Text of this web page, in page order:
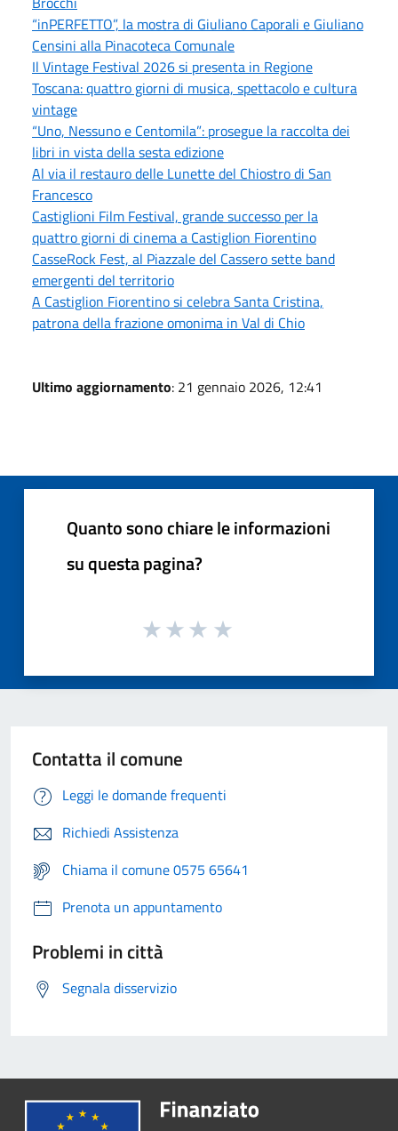
“inPERFETTO”, la mostra di Giuliano Caporali e Giuliano
Censini alla Pinacoteca Comunale
Il Vintage Festival 2026 si presenta in Regione
Toscana: quattro giorni di musica, spettacolo e cultura
vintage
“Uno, Nessuno e Centomila”: prosegue la raccolta dei
libri in vista della sesta edizione
Al via il restauro delle Lunette del Chiostro di San
Francesco
Castiglioni Film Festival, grande successo per la
quattro giorni di cinema a Castiglion Fiorentino
CasseRock Fest, al Piazzale del Cassero sette band
emergenti del territorio
A Castiglion Fiorentino si celebra Santa Cristina,
patrona della frazione omonima in Val di Chio
Ultimo aggiornamento: 21 gennaio 2026, 12:41
Quanto sono chiare le informazioni
su questa pagina?
Contatta il comune
Leggi le domande frequenti
Richiedi Assistenza
Chiama il comune 0575 65641
Prenota un appuntamento
Problemi in città
Segnala disservizio